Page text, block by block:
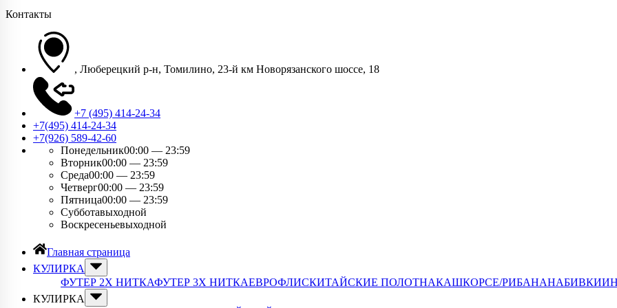
Контакты
, Люберецкий р-н, Томилино, 23-й км Новорязанского шоссе, 18​
+7 (495) 414-24-34
+7(495) 414-24-34​
+7(926) 589-42-60
Понедельник00:00 — 23:59
Вторник00:00 — 23:59
Среда00:00 — 23:59
Четверг00:00 — 23:59
Пятница00:00 — 23:59
Субботавыходной
Воскресеньевыходной
Главная страница
КУЛИРКА
ФУТЕР 2Х НИТКАФУТЕР 3Х НИТКАЕВРОФЛИСКИТАЙСКИЕ ПОЛОТНАКАШКОРСЕ/РИБАНАНАБИВКИ
КУЛИРКА